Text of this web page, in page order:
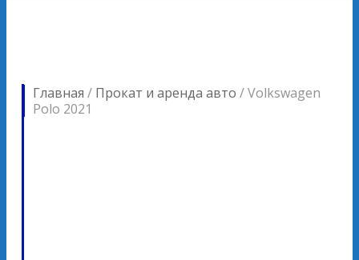
Главная / Прокат и аренда авто /Volkswagen
Polo 2021